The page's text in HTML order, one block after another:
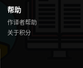
帮助
作译者帮助
关于积分